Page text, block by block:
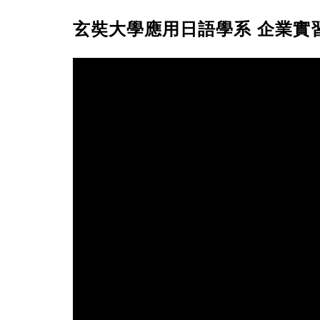
玄奘大學應用日語學系 企業實